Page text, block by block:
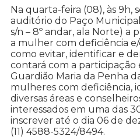
Na quarta-feira (08), às 9h,
auditório do Paço
s/n – 8º andar, ala Norte) a
a mulher com deficiência e/
como evitar, identificar e
contará com a participação
Guardião Maria da Penha
mulheres com deficiência,
diversas áreas e
interessados em uma das
inscrever até o dia 06 de
(11) 4588-5324/8494.